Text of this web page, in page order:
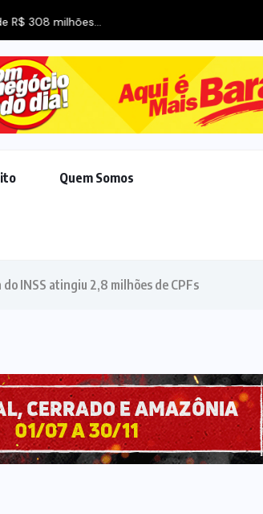
milhões...
Quem Somos
INSS atingiu 2,8 milhões de CPFs